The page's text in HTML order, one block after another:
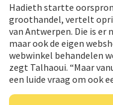
Hadieth startte
groothandel, vertelt
van Antwerpen. Die is
maar ook de eigen
webwinkel behandelen
zegt Talhaoui. “Maar
een luide vraag om ook